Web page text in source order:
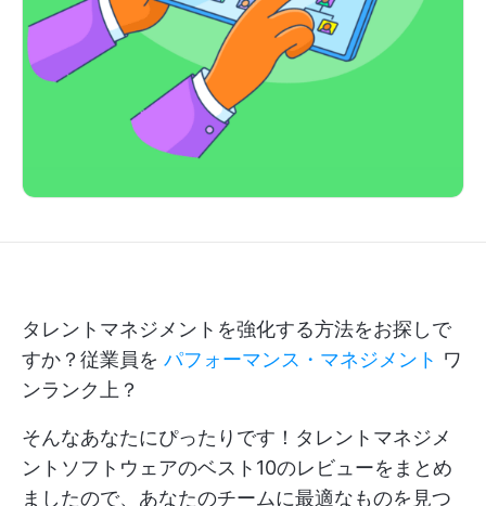
タレントマネジメントを強化する方法をお探しで
すか？従業員を パフォーマンス・マネジメント ワ
ンランク上？
そんなあなたにぴったりです！タレントマネジメ
ントソフトウェアのベスト10のレビューをまとめ
ましたので、あなたのチームに最適なものを見つ